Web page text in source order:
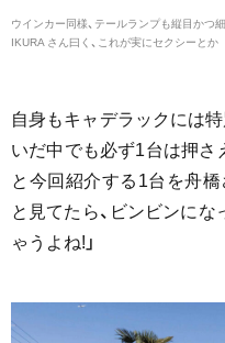
ウインカー同様、テールランプも縦目かつ
IKURA さん曰く、これが実にセクシーとか
自身もキャデラックには
いだ中でも必ず1台は押さ
と今回紹介する1台を舟橋
と見てたら、ビンビンにな
ゃうよね!」